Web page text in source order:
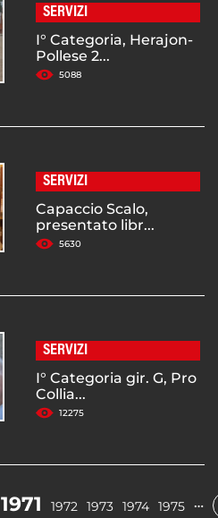
SERVIZI
I° Categoria, Herajon-
Pollese 2...
5088
SERVIZI
Capaccio Scalo,
presentato libr...
5630
SERVIZI
I° Categoria gir. G, Pro
Collia...
12275
1971 1972 1973 1974 1975 …